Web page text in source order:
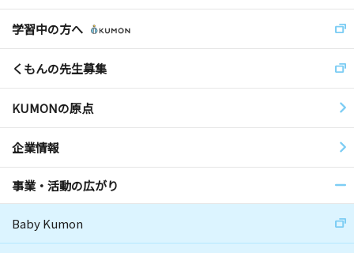
学習中の方へ
くもんの先生募集
KUMONの原点
企業情報
事業・活動の広がり
Baby Kumon